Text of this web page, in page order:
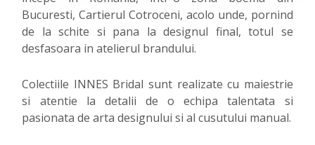
Bucuresti, Cartierul Cotroceni, acolo unde, pornind
de la schite si pana la designul final, totul se
desfasoara in atelierul brandului.
Colectiile INNES Bridal sunt realizate cu maiestrie
si atentie la detalii de o echipa talentata si
pasionata de arta designului si al cusutului manual.